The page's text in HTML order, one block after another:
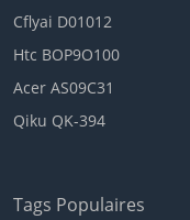
Cflyai D01012
Htc BOP9O100
Acer AS09C31
Qiku QK-394
Tags Populaires